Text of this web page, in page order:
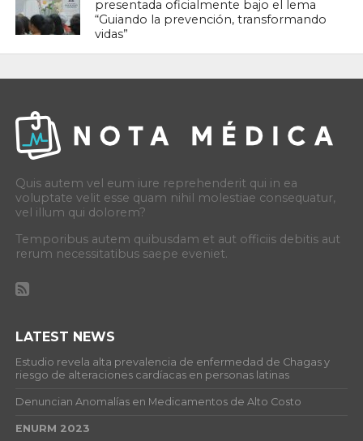
presentada oficialmente bajo el lema
“Guiando la prevención, transformando
vidas”
Quis autem vel eum iure reprehenderit qui in ea
voluptate velit esse quam nihil molestiae consequatur,
vel illum qui dolorem?
Temporibus autem quibusdam et aut officiis debitis aut
rerum necessitatibus saepe eveniet.
LATEST NEWS
Estudio revela alta prevalencia de enfermedad de Chagas y
riesgo de alteraciones cardíacas en personas latinas
Denuncian Anomalías en Medicamentos de Alto Costo
ENURM 2023